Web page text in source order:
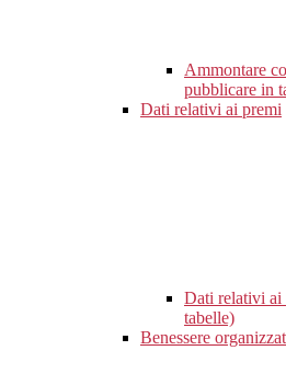
Ammontare
pubblicare in
Dati relativi ai premi
Dati relativi ai
tabelle)
Benessere